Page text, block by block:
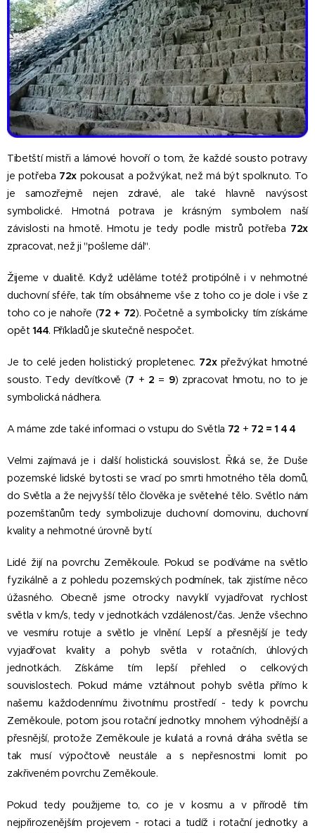
Tibetští mistři a lámové hovoří o tom, že každé sousto potravy
je potřeba 72x pokousat a požvýkat, než má být spolknuto. To
je samozřejmě nejen zdravé, ale také hlavně navýsost
symbolické. Hmotná potrava je krásným symbolem naší
závislosti na hmotě. Hmotu je tedy podle mistrů potřeba 72x
zpracovat, než ji "pošleme dál".
Žijeme v dualitě. Když uděláme totéž protipólně i v nehmotné
duchovní sféře, tak tím obsáhneme vše z toho co je dole i vše z
toho co je nahoře (72 + 72). Početně a symbolicky tím získáme
opět144. Příkladů je skutečně nespočet.
Je to celé jeden holistický propletenec. 72xpřežvýkat hmotné
sousto. Tedy devítkově (7 + 2 = 9) zpracovat hmotu, no to je
symbolická nádhera.
A máme zde také informaci o vstupu do Světla 72 + 72 = 1 4 4
Velmi zajímavá je i další holistická souvislost. Říká se, že Duše
pozemské lidské bytosti se vrací po smrti hmotného těla domů,
do Světla a že nejvyšší tělo člověka je světelné tělo. Světlo nám
pozemšťanům tedy symbolizuje duchovní domovinu, duchovní
kvality a nehmotné úrovně bytí.
Lidé žijí na povrchu Zeměkoule. Pokud se podíváme na světlo
fyzikálně a z pohledu pozemských podmínek, tak zjistíme něco
úžasného. Obecně jsme otrocky navyklí vyjadřovat rychlost
světla v km/s, tedy v jednotkách vzdálenost/čas. Jenže všechno
ve vesmíru rotuje a světlo je vlnění. Lepší a přesnější je tedy
vyjadřovat kvality a pohyb světla v rotačních, úhlových
jednotkách. Získáme tím lepší přehled o celkových
souvislostech. Pokud máme vztáhnout pohyb světla přímo k
našemu každodennímu životnímu prostředí - tedy k povrchu
Zeměkoule, potom jsou rotační jednotky mnohem výhodnější a
přesnější, protože Zeměkoule je kulatá a rovná dráha světla se
tak musí výpočtově neustále a s nepřesnostmi lomit po
zakřiveném povrchu Zeměkoule.
Pokud tedy použijeme to, co je v kosmu a v přírodě tím
nejpřirozenějším projevem - rotaci a tudíž i rotační jednotky a